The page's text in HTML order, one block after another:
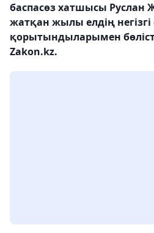
баспасөз хатшысы Руслан
жатқан жылы елдің
қорытындыларымен
Zakon.kz.